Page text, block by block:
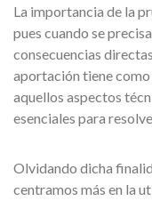
La importancia de la
pues cuando se
consecuencias
aportación tiene como
aquellos aspectos
esenciales para
Olvidando dicha
centramos más en la